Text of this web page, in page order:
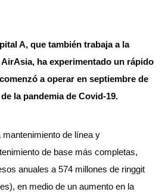
A, que también trabaja a la
ha experimentado un rápido
a operar en septiembre de
la pandemia de Covid-19.
mantenimiento de línea y
de base más completas,
anuales a 574 millones de ringgit
en medio de un aumento en la